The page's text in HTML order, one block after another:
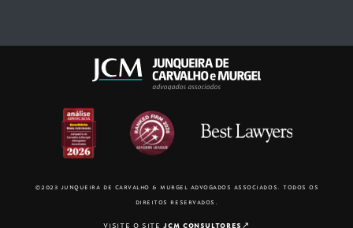
©2023 junqueira de carvalho & murgel advogados associados. todos os
direitos reservados.
visite o sitejcm consultores↗